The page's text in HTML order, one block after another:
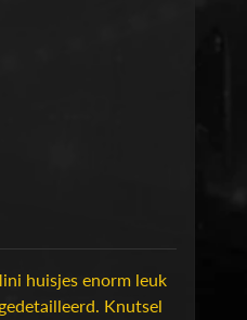
huisjes enorm leuk
Knutsel